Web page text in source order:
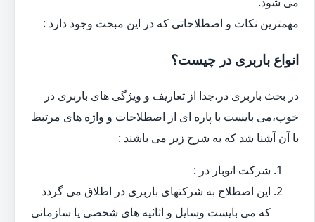
مهمترین نکات و اصطلاحاتی که در این مبحث وجود دارد :
انواع باربری در چیست؟
در بحث باربری در،جدا از تعاریف و ویژگی های باربری در
خوب،می بایست با پاره ای از اصطلاحات و واژه های مرتبط
با آن آشنا شد که به شرح زیر می باشند :
شرکت اتوبار در :
این اصطلاح به شرکتهای باربری در اطلاق می گردد
که می بایست وسایل و اثاثیه های شخصی یا سازمانی